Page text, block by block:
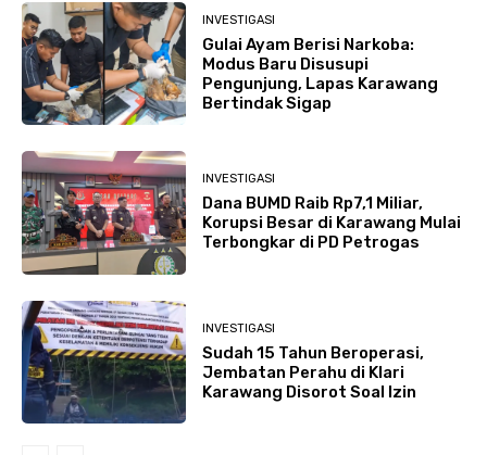
INVESTIGASI
Gulai Ayam Berisi Narkoba:
Modus Baru Disusupi
Pengunjung, Lapas Karawang
Bertindak Sigap
INVESTIGASI
Dana BUMD Raib Rp7,1 Miliar,
Korupsi Besar di Karawang Mulai
Terbongkar di PD Petrogas
INVESTIGASI
Sudah 15 Tahun Beroperasi,
Jembatan Perahu di Klari
Karawang Disorot Soal Izin